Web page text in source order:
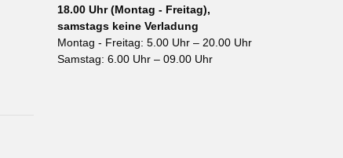
18.00 Uhr (Montag - Freitag),
samstags keine Verladung
Montag - Freitag: 5.00 Uhr – 20.00 Uhr
Samstag: 6.00 Uhr – 09.00 Uhr